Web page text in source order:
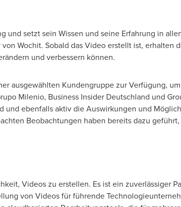
und setzt sein Wissen und seine Erfahrung in
von Wochit. Sobald das Video erstellt ist, erhalten
und verbessern können.
ausgewählten Kundengruppe zur Verfügung, um
Milenio, Business Insider Deutschland und
und ebenfalls aktiv die Auswirkungen und
Beobachtungen haben bereits dazu geführt,
Videos zu erstellen. Es ist ein zuverlässiger
von Videos für führende